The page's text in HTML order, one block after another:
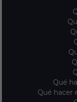
Qué
Qué hacer